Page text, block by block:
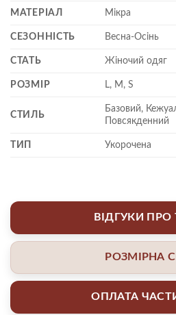
МАТЕРІАЛ Мікра
СЕЗОННІСТЬ Весна-Осінь
СТАТЬ Жіночий одяг
РОЗМІР L, M, S
СТИЛЬ
Базовий,
Повсякденний
ТИП Укорочена
ВІДГУКИ ПРО
РОЗМІРНА
ОПЛАТА